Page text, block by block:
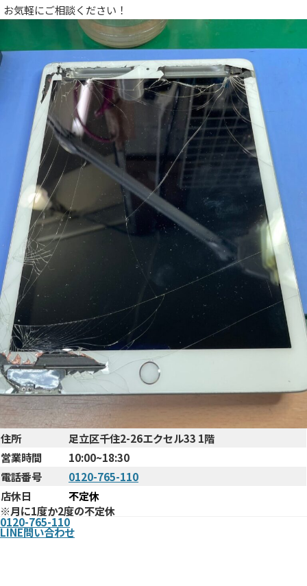
お気軽にご相談ください！
住所
足立区千住2-26エクセル33 1階
営業時間
10:00~18:30
電話番号
0120-765-110
店休日
不定休
※月に1度か2度の不定休
0120-765-110
LINE問い合わせ